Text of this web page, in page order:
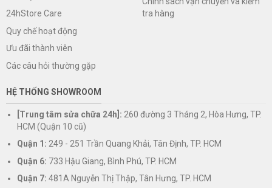
24hStore Care
Quy chế hoạt động
Ưu đãi thành viên
Các câu hỏi thường gặp
tra hàng
HỆ THỐNG SHOWROOM
[Trung tâm sửa chữa 24h]: 260 đường 3 Tháng 2, Hòa Hưng, TP.
HCM (Quận 10 cũ)
Quận 1: 249 - 251 Trần Quang Khải, Tân Định, TP. HCM
Quận 6: 733 Hậu Giang, Bình Phú, TP. HCM
Quận 7: 481A Nguyễn Thị Thập, Tân Hưng, TP. HCM